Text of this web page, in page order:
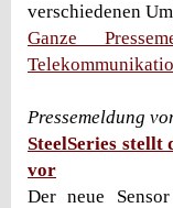
verschiedenen
Ganze
Pressemeldung
SteelSeries stellt
vor
Der neue